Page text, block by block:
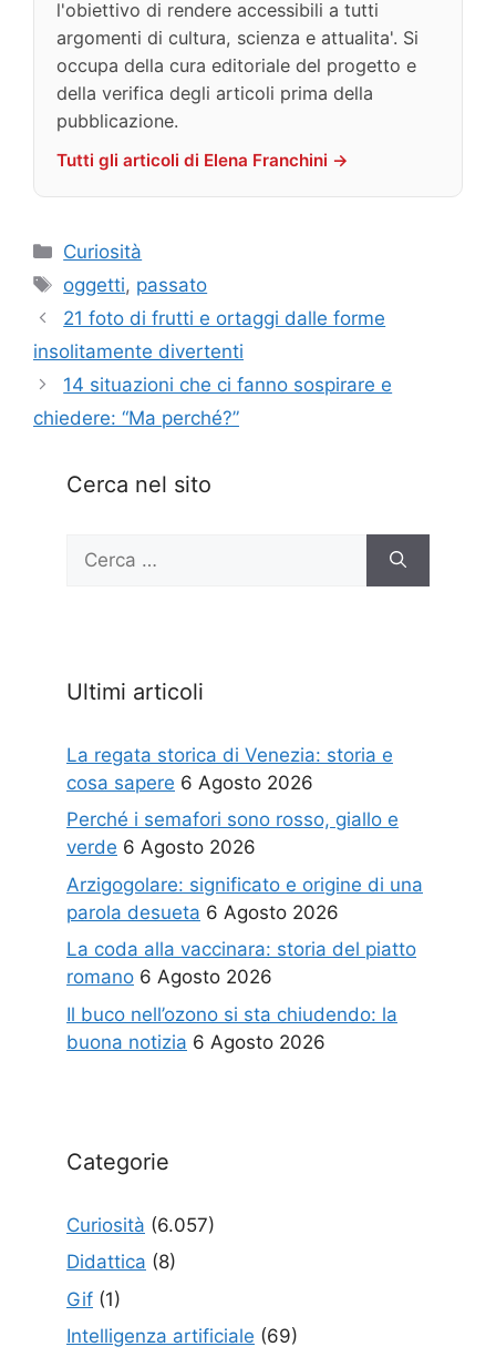
l'obiettivo di rendere accessibili a tutti
argomenti di cultura, scienza e attualita'. Si
occupa della cura editoriale del progetto e
della verifica degli articoli prima della
pubblicazione.
Tutti gli articoli di Elena Franchini →
Categorie
Curiosità
Tag
oggetti, passato
21 foto di frutti e ortaggi dalle forme
insolitamente divertenti
14 situazioni che ci fanno sospirare e
chiedere: “Ma perché?”
Cerca nel sito
per:
Ultimi articoli
La regata storica di Venezia: storia e
cosa sapere 6 Agosto 2026
Perché i semafori sono rosso, giallo e
verde 6 Agosto 2026
Arzigogolare: significato e origine di una
parola desueta 6 Agosto 2026
La coda alla vaccinara: storia del piatto
romano 6 Agosto 2026
Il buco nell’ozono si sta chiudendo: la
buona notizia 6 Agosto 2026
Categorie
Curiosità (6.057)
Didattica (8)
Gif (1)
Intelligenza artificiale (69)